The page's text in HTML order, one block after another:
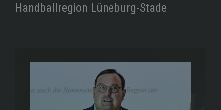
Handballregion Lüneburg-Stade